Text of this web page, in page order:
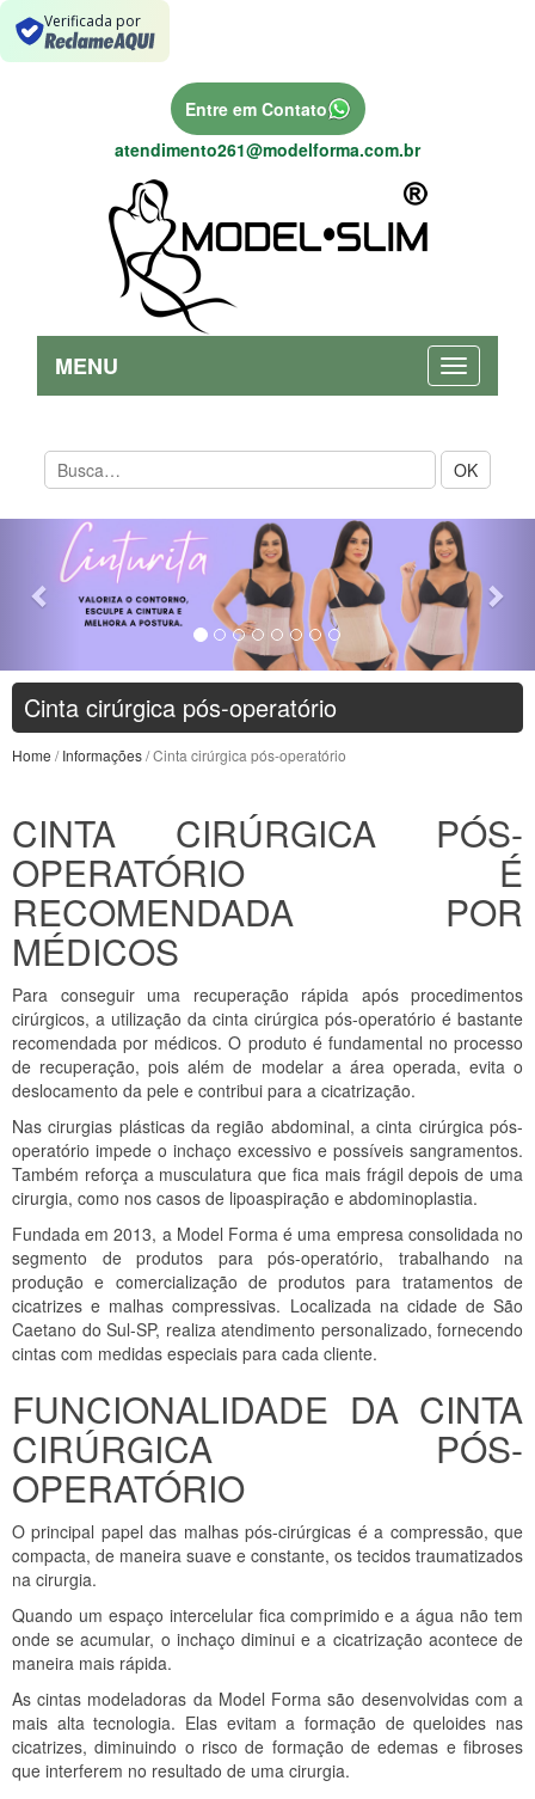
Verificada por
Entre em Contato
atendimento261@modelforma.com.br
MENU
OK
Previous
Cinta cirúrgica pós-operatório
Home /Informações/ Cinta cirúrgica pós-operatório
CINTA CIRÚRGICA PÓS-
OPERATÓRIO É
RECOMENDADA POR
MÉDICOS
Para conseguir uma recuperação rápida após procedimentos
cirúrgicos, a utilização da cinta cirúrgica pós-operatório é bastante
recomendada por médicos. O produto é fundamental no processo
de recuperação, pois além de modelar a área operada, evita o
deslocamento da pele e contribui para a cicatrização.
Nas cirurgias plásticas da região abdominal, a cinta cirúrgica pós-
operatório impede o inchaço excessivo e possíveis sangramentos.
Também reforça a musculatura que fica mais frágil depois de uma
cirurgia, como nos casos de lipoaspiração e abdominoplastia.
Fundada em 2013, a Model Forma é uma empresa consolidada no
segmento de produtos para pós-operatório, trabalhando na
produção e comercialização de produtos para tratamentos de
cicatrizes e malhas compressivas. Localizada na cidade de São
Caetano do Sul-SP, realiza atendimento personalizado, fornecendo
cintas com medidas especiais para cada cliente.
FUNCIONALIDADE DA CINTA
CIRÚRGICA PÓS-
OPERATÓRIO
O principal papel das malhas pós-cirúrgicas é a compressão, que
compacta, de maneira suave e constante, os tecidos traumatizados
na cirurgia.
Quando um espaço intercelular fica comprimido e a água não tem
onde se acumular, o inchaço diminui e a cicatrização acontece de
maneira mais rápida.
As cintas modeladoras da Model Forma são desenvolvidas com a
mais alta tecnologia. Elas evitam a formação de queloides nas
cicatrizes, diminuindo o risco de formação de edemas e fibroses
que interferem no resultado de uma cirurgia.